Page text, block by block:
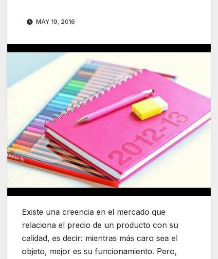
MAY 19, 2016
Existe una creencia en el mercado que
relaciona el precio de un producto con su
calidad, es decir: mientras más caro sea el
objeto, mejor es su funcionamiento. Pero,